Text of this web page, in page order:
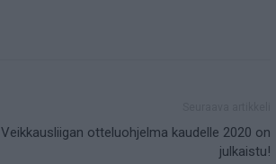
Veikkausliigan otteluohjelma kaudelle 2020 on
julkaistu!